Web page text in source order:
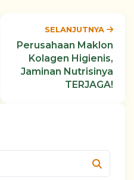
SELANJUTNYA
Perusahaan Maklon
Kolagen Higienis,
Jaminan Nutrisinya
TERJAGA!